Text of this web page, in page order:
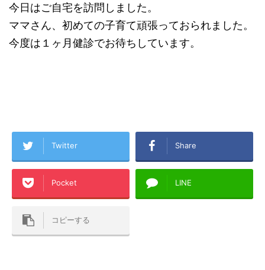
今日はご自宅を訪問しました。
ママさん、初めての子育て頑張っておられました。
今度は１ヶ月健診でお待ちしています。
Twitter Share
Pocket LINE
コピーする